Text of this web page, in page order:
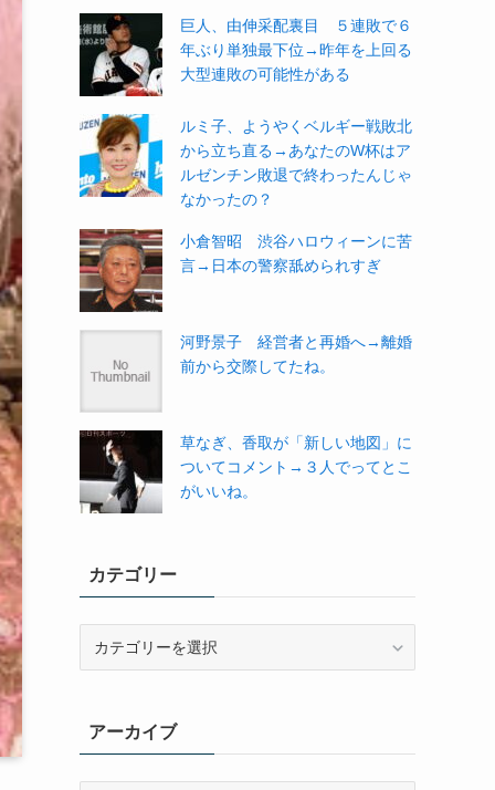
巨人、由伸采配裏目 ５連敗で６
年ぶり単独最下位→昨年を上回る
大型連敗の可能性がある
ルミ子、ようやくベルギー戦敗北
から立ち直る→あなたのW杯はア
ルゼンチン敗退で終わったんじゃ
なかったの？
小倉智昭 渋谷ハロウィーンに苦
言→日本の警察舐められすぎ
河野景子 経営者と再婚へ→離婚
前から交際してたね。
草なぎ、香取が「新しい地図」に
ついてコメント→３人でってとこ
がいいね。
カテゴリー
ーアーカイブ